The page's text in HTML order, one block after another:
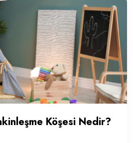
Köşesi Nedir?